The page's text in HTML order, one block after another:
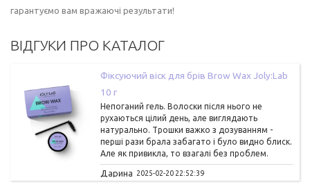
гарантуємо вам вражаючі результати!
ВІДГУКИ ПРО КАТАЛОГ
Фіксуючий віск для брів Brow Wax Joly:Lab
10 г
Непоганий гель. Волоски після нього не
рухаються цілий день, але виглядають
натурально. Трошки важко з дозуванням -
перші рази брала забагато і було видно блиск.
Але як привикла, то взагалі без проблем.
Дарина 2025-02-20 22:52:39